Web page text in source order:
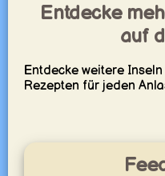
Entdecke
auf
Entdecke weitere
Rezepten für jeden